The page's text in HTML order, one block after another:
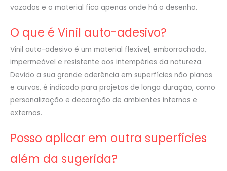
vazados e o material fica apenas onde há o desenho.
O que é Vinil auto-adesivo?
Vinil auto-adesivo é um material flexível, emborrachado,
impermeável e resistente aos intempéries da natureza.
Devido a sua grande aderência em superfícies não planas
e curvas, é indicado para projetos de longa duração, como
personalização e decoração de ambientes internos e
externos.
Posso aplicar em outra superfícies
além da sugerida?